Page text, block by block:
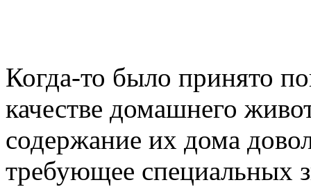
Когда-то было принято
качестве домашнего
содержание их дома
требующее специальных